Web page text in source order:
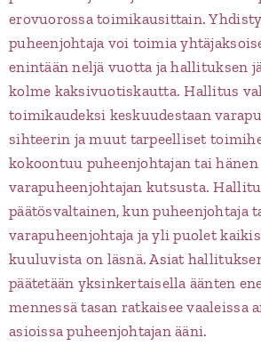
erovuorossa toimikausittain.
puheenjohtaja voi toimia
enintään neljä vuotta ja hallituksen
kolme kaksivuotiskautta. Hallitus
toimikaudeksi keskuudestaan
sihteerin ja muut tarpeelliset
kokoontuu puheenjohtajan tai hänen
varapuheenjohtajan kutsusta.
päätösvaltainen, kun puheenjohtaja
varapuheenjohtaja ja yli puolet
kuuluvista on läsnä. Asiat
päätetään yksinkertaisella äänten
mennessä tasan ratkaisee vaaleissa
asioissa puheenjohtajan ääni.